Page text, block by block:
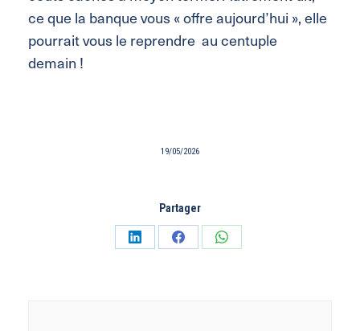
ce que la banque vous « offre aujourd’hui », elle
pourrait vous le reprendre au centuple
demain !
19/05/2026
Partager
PartagerPartagerPartager